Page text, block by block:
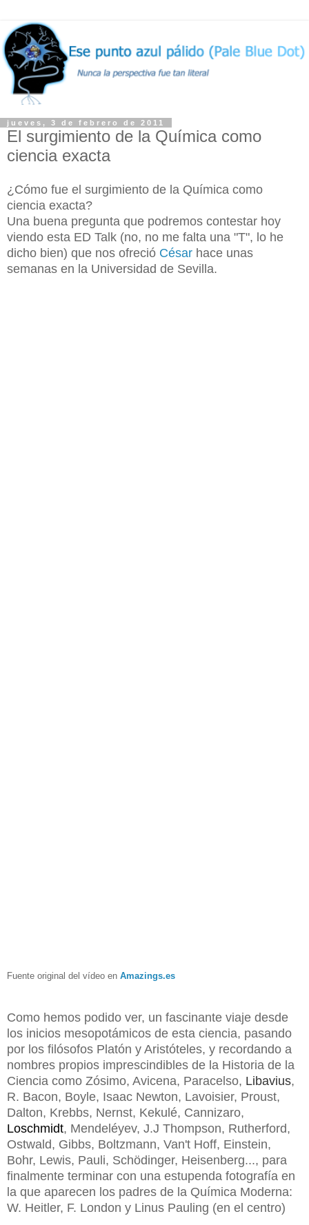
jueves, 3 de febrero de 2011
El surgimiento de la Química como
ciencia exacta
¿Cómo fue el surgimiento de la Química como
ciencia exacta?
Una buena pregunta que podremos contestar hoy
viendo esta ED Talk (no, no me falta una "T", lo he
dicho bien) que nos ofreció César hace unas
semanas en la Universidad de Sevilla.
Fuente original del vídeo en Amazings.es
Como hemos podido ver, un fascinante viaje desde
los inicios mesopotámicos de esta ciencia, pasando
por los filósofos Platón y Aristóteles, y recordando a
nombres propios imprescindibles de la Historia de la
Ciencia como Zósimo, Avicena, Paracelso, Libavius,
R. Bacon, Boyle, Isaac Newton, Lavoisier, Proust,
Dalton, Krebbs, Nernst, Kekulé, Cannizaro,
Loschmidt, Mendeléyev, J.J Thompson, Rutherford,
Ostwald, Gibbs, Boltzmann, Van't Hoff, Einstein,
Bohr, Lewis, Pauli, Schödinger, Heisenberg..., para
finalmente terminar con una estupenda fotografía en
la que aparecen los padres de la Química Moderna:
W. Heitler, F. London y Linus Pauling (en el centro)